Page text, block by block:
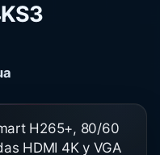
H265+, 80/60
HDMI 4K y VGA